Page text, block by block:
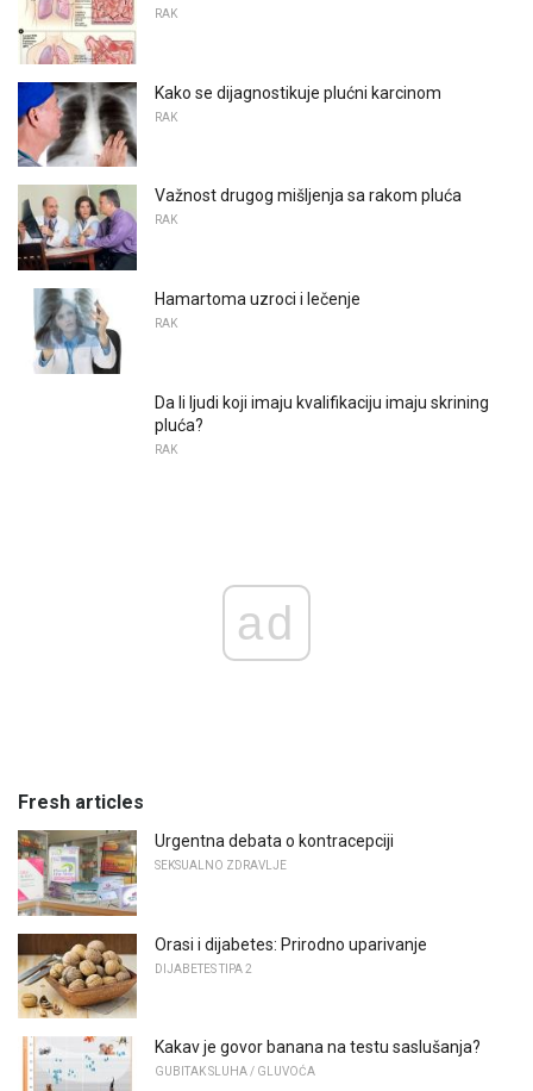
RAK
Kako se dijagnostikuje plućni karcinom
RAK
Važnost drugog mišljenja sa rakom pluća
RAK
Hamartoma uzroci i lečenje
RAK
Da li ljudi koji imaju kvalifikaciju imaju skrining
pluća?
RAK
ad
Fresh articles
Urgentna debata o kontracepciji
SEKSUALNO ZDRAVLJE
Orasi i dijabetes: Prirodno uparivanje
DIJABETES TIPA 2
Kakav je govor banana na testu saslušanja?
GUBITAK SLUHA / GLUVOĆA